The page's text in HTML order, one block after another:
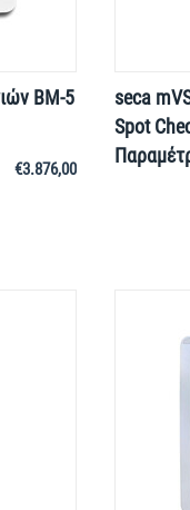
BM-5
€3.876,00
seca
Spot